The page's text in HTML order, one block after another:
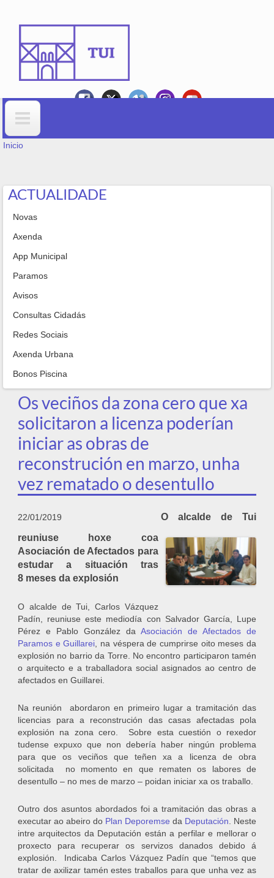
Formulario de busca
VOSTEDE ESTÁ AQUÍ
Inicio
ACTUALIDADE
Novas
Axenda
App Municipal
Paramos
Avisos
Consultas Cidadás
Redes Sociais
Axenda Urbana
Bonos Piscina
Os veciños da zona cero que xa
solicitaron a licenza poderían
iniciar as obras de
reconstrución en marzo, unha
vez rematado o desentullo
22/01/2019
O alcalde de Tui
reuniuse hoxe coa
Asociación de Afectados para
estudar a situación tras
8 meses da explosión
O alcalde de Tui, Carlos Vázquez
Padín, reuniuse este mediodía con Salvador García, Lupe
Pérez e Pablo González da Asociación de Afectados de
Paramos e Guillarei , na véspera de cumprirse oito meses da
explosión no barrio da Torre. No encontro participaron tamén
o arquitecto e a traballadora social asignados ao centro de
afectados en Guillarei.
Na reunión abordaron en primeiro lugar a tramitación das
licencias para a reconstrución das casas afectadas pola
explosión na zona cero. Sobre esta cuestión o rexedor
tudense expuxo que non debería haber ningún problema
para que os veciños que teñen xa a licenza de obra
solicitada no momento en que rematen os labores de
desentullo – no mes de marzo – poidan iniciar xa os traballo.
Outro dos asuntos abordados foi a tramitación das obras a
executar ao abeiro do Plan Deporemse da Deputación . Neste
intre arquitectos da Deputación están a perfilar e mellorar o
proxecto para recuperar os servizos danados debido á
explosión. Indicaba Carlos Vázquez Padín que “temos que
tratar de axilizar tamén estes traballos para que unha vez as